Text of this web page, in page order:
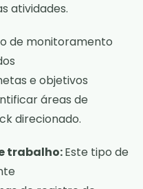
atividades.
de monitoramento
e objetivos
áreas de
direcionado.
trabalho:Este tipo de